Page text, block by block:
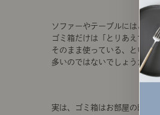
ソファーやテーブルにはこだ
ゴミ箱だけは「とりあえずのも
そのまま使っている、という方
多いのではないでしょうか。
実は、ゴミ箱はお部屋の印象を